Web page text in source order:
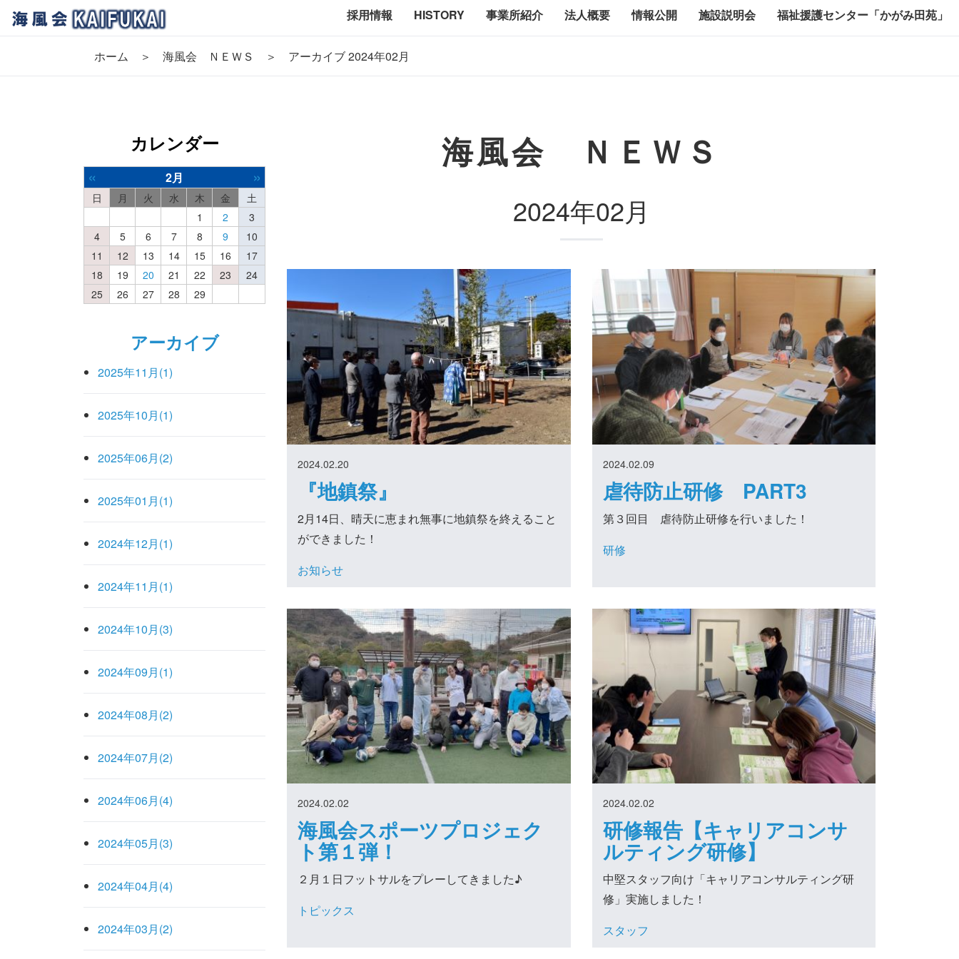
採用情報 HISTORY 事業所紹介 法人概要 情報公開 施設説明会 福祉援護センター「かがみ田苑」
ホーム 海風会 ＮＥＷＳ アーカイブ 2024年02月
海風会 ＮＥＷＳ
2024年02月
『地鎮祭』
2024.02.20
2月14日、晴天に恵まれ無事に地鎮祭を終えること
ができました！
お知らせ
虐待防止研修 PART3
2024.02.09
第３回目 虐待防止研修を行いました！
研修
海風会スポーツプロジェク
ト第１弾！
2024.02.02
２月１日フットサルをプレーしてきました♪
トピックス
研修報告【キャリアコンサ
ルティング研修】
2024.02.02
中堅スタッフ向け「キャリアコンサルティング研
修」実施しました！
スタッフ
カレンダー
« 2月 »
日 月 火 水 木 金
土
1
2
3
4
5 6 7 8 9
10
11
12 13 14 15 16
17
18
19 20 21 22 23
24
25
26 27 28 29
アーカイブ
2025年11月(1)
2025年10月(1)
2025年06月(2)
2025年01月(1)
2024年12月(1)
2024年11月(1)
2024年10月(3)
2024年09月(1)
2024年08月(2)
2024年07月(2)
2024年06月(4)
2024年05月(3)
2024年04月(4)
2024年03月(2)